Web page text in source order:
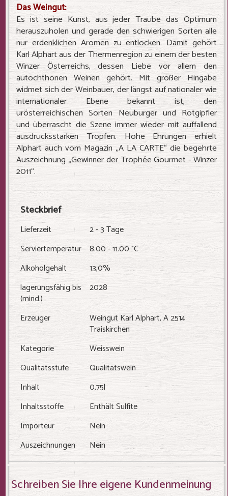
Das Weingut:
Es ist seine Kunst, aus jeder Traube das Optimum
herauszuholen und gerade den schwierigen Sorten alle
nur erdenklichen Aromen zu entlocken. Damit gehört
Karl Alphart aus der Thermenregion zu einem der besten
Winzer Österreichs, dessen Liebe vor allem den
autochthonen Weinen gehört. Mit großer Hingabe
widmet sich der Weinbauer, der längst auf nationaler wie
internationaler Ebene bekannt ist, den
urösterreichischen Sorten Neuburger und Rotgipfler
und überrascht die Szene immer wieder mit auffallend
ausdrucksstarken Tropfen. Hohe Ehrungen erhielt
Alphart auch vom Magazin „A LA CARTE“ die begehrte
Auszeichnung „Gewinner der Trophée Gourmet - Winzer
2011“.
Steckbrief
Lieferzeit
2 - 3 Tage
Serviertemperatur 8.00 - 11.00 °C
Alkoholgehalt
13,0%
lagerungsfähig bis
(mind.)
2028
Erzeuger
Weingut Karl Alphart, A 2514
Traiskirchen
Kategorie
Weisswein
Qualitätsstufe
Qualitätswein
Inhalt
0,75l
Inhaltsstoffe
Enthält Sulfite
Importeur
Nein
Auszeichnungen
Nein
Schreiben Sie Ihre eigene Kundenmeinung